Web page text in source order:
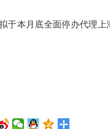
于本月底全面停办代理上